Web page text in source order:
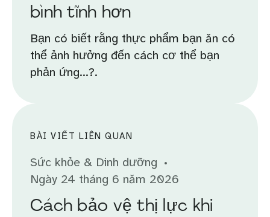
bình tĩnh hơn
Bạn có biết rằng thực phẩm bạn ăn có
thể ảnh hưởng đến cách cơ thể bạn
phản ứng...?.
BÀI VIẾT LIÊN QUAN
Sức khỏe & Dinh dưỡng
Ngày 24 tháng 6 năm 2026
Cách bảo vệ thị lực khi